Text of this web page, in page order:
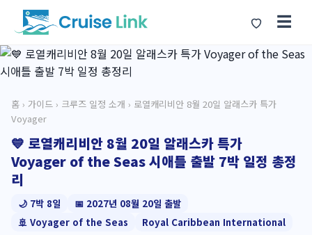
☰
홈 › 가이드 › 크루즈 일정 소개 › 로열캐리비안 8월 20일 알래스카 특가
Voyager
💙 로열캐리비안 8월 20일 알래스카 특가
Voyager of the Seas 시애틀 출발 7박 일정 총정
리
🌙 7박 8일
📅 2027년 08월 20일 출발
🚢 Voyager of the Seas
Royal Caribbean International